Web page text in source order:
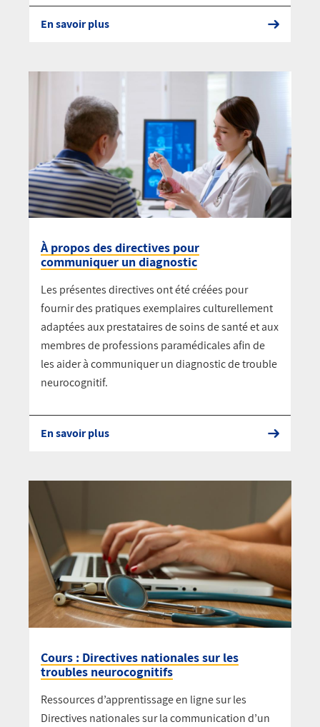
En savoir plus
À propos des directives pour
communiquer un diagnostic
Les présentes directives ont été créées pour
fournir des pratiques exemplaires culturellement
adaptées aux prestataires de soins de santé et aux
membres de professions paramédicales afin de
les aider à communiquer un diagnostic de trouble
neurocognitif.
En savoir plus
Cours : Directives nationales sur les
troubles neurocognitifs
Ressources d’apprentissage en ligne sur les
Directives nationales sur la communication d’un